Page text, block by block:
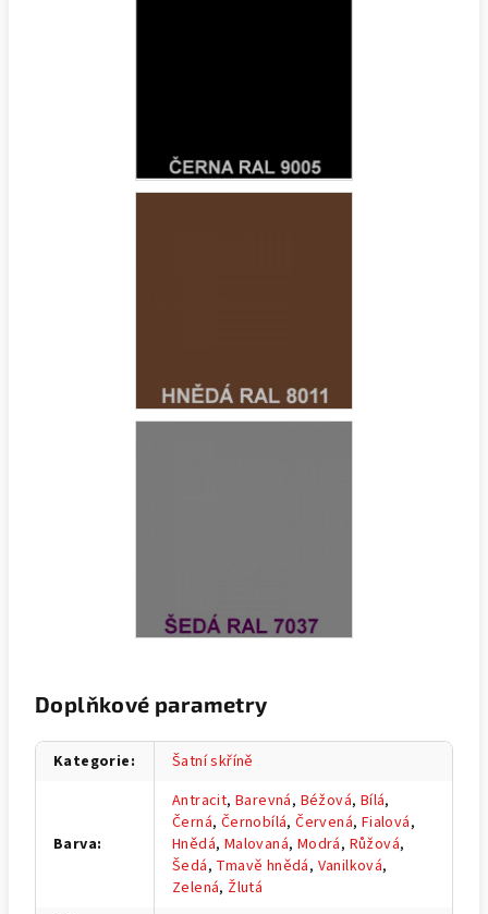
Doplňkové parametry
Kategorie: Šatní skříně
Barva:
Antracit,Barevná, Béžová, Bílá,
Černá, Černobílá,Červená, Fialová,
Hnědá, Malovaná, Modrá, Růžová,
Šedá, Tmavě hnědá, Vanilková,
Zelená, Žlutá